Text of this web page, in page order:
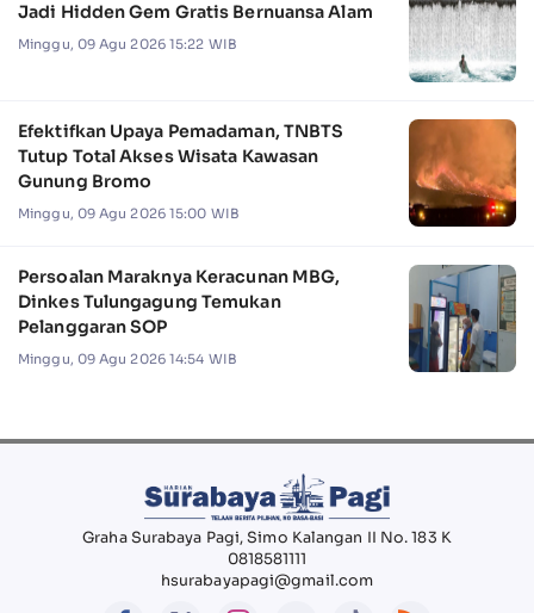
Jadi Hidden Gem Gratis Bernuansa Alam
Minggu, 09 Agu 2026 15:22 WIB
Efektifkan Upaya Pemadaman, TNBTS
Tutup Total Akses Wisata Kawasan
Gunung Bromo
Minggu, 09 Agu 2026 15:00 WIB
Persoalan Maraknya Keracunan MBG,
Dinkes Tulungagung Temukan
Pelanggaran SOP
Minggu, 09 Agu 2026 14:54 WIB
Graha Surabaya Pagi, Simo Kalangan II No. 183 K
0818581111
hsurabayapagi@gmail.com